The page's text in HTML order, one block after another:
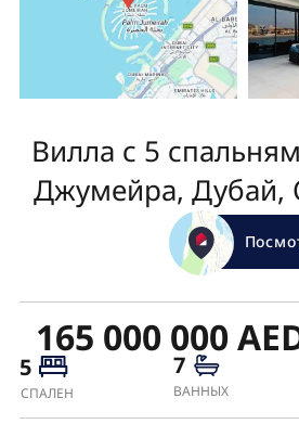
Вилла с 5
Джумейра, Дубай,
165 000 000
5
СПАЛЕН
7
ВАННЫХ